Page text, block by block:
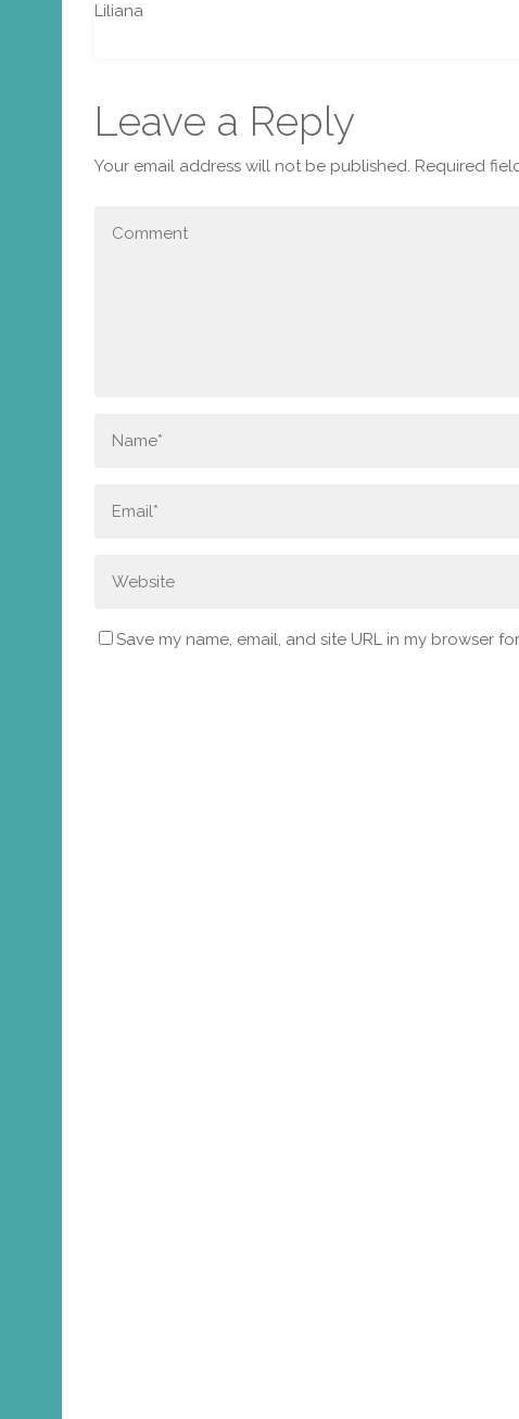
Liliana
Leave a Reply
Your email address will not be published. Required
Save my name, email, and site URL in my browser